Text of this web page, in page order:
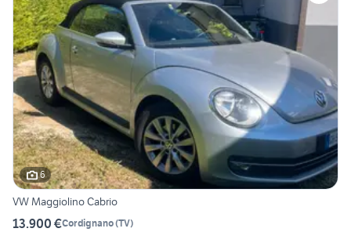
6
VW Maggiolino Cabrio
13.900 €Cordignano(TV)